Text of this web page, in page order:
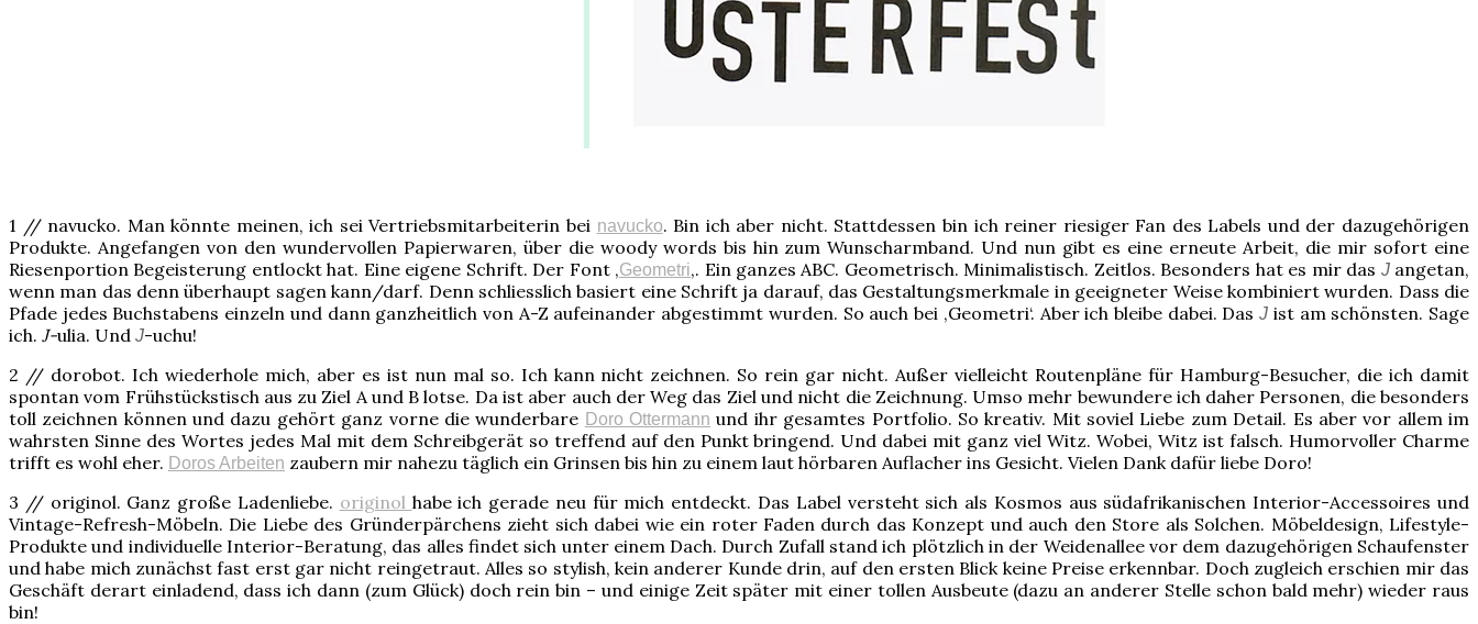
1 // navucko. Man könnte meinen, ich sei Vertriebsmitarbeiterin bei navucko. Bin ich aber nicht. Stattdessen bin ich reiner riesiger Fan des Labels und der dazugehörigen
Produkte. Angefangen von den wundervollen Papierwaren, über die woody words bis hin zum Wunscharmband. Und nun gibt es eine erneute Arbeit, die mir sofort eine
Riesenportion Begeisterung entlockt hat. Eine eigene Schrift. Der Font ‚Geometri‚. Ein ganzes ABC. Geometrisch. Minimalistisch. Zeitlos. Besonders hat es mir das Jangetan,
wenn man das denn überhaupt sagen kann/darf. Denn schliesslich basiert eine Schrift ja darauf, das Gestaltungsmerkmale in geeigneter Weise kombiniert wurden. Dass die
Pfade jedes Buchstabens einzeln und dann ganzheitlich von A-Z aufeinander abgestimmt wurden. So auch bei ‚Geometri‘. Aber ich bleibe dabei. DasJ ist am schönsten. Sage
ich. J-ulia. Und J-uchu!
2 // dorobot. Ich wiederhole mich, aber es ist nun mal so. Ich kann nicht zeichnen. So rein gar nicht. Außer vielleicht Routenpläne für Hamburg-Besucher, die ich damit
spontan vom Frühstückstisch aus zu Ziel A und B lotse. Da ist aber auch der Weg das Ziel und nicht die Zeichnung. Umso mehr bewundere ich daher Personen, die besonders
toll zeichnen können und dazu gehört ganz vorne die wunderbare Doro Ottermann und ihr gesamtes Portfolio. So kreativ. Mit soviel Liebe zum Detail. Es aber vor allem im
wahrsten Sinne des Wortes jedes Mal mit dem Schreibgerät so treffend auf den Punkt bringend. Und dabei mit ganz viel Witz. Wobei, Witz ist falsch. Humorvoller Charme
trifft es wohl eher. Doros Arbeiten zaubern mir nahezu täglich ein Grinsen bis hin zu einem laut hörbaren Auflacher ins Gesicht. Vielen Dank dafür liebe Doro!
3 // originol. Ganz große Ladenliebe. originol habe ich gerade neu für mich entdeckt. Das Label versteht sich als Kosmos aus südafrikanischen Interior-Accessoires und
Vintage-Refresh-Möbeln. Die Liebe des Gründerpärchens zieht sich dabei wie ein roter Faden durch das Konzept und auch den Store als Solchen. Möbeldesign, Lifestyle-
Produkte und individuelle Interior-Beratung, das alles findet sich unter einem Dach. Durch Zufall stand ich plötzlich in der Weidenallee vor dem dazugehörigen Schaufenster
und habe mich zunächst fast erst gar nicht reingetraut. Alles so stylish, kein anderer Kunde drin, auf den ersten Blick keine Preise erkennbar. Doch zugleich erschien mir das
Geschäft derart einladend, dass ich dann (zum Glück) doch rein bin – und einige Zeit später mit einer tollen Ausbeute (dazu an anderer Stelle schon bald mehr) wieder raus
bin!